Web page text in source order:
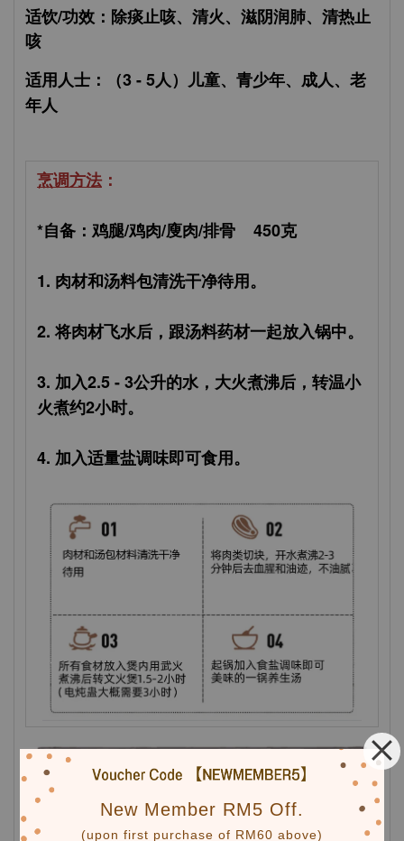
New Member RM5 Off.
(upon first purchase of RM60 above)
适饮/功效：除痰止咳、清火、滋阴润肺、清热止
咳
适用人士：（3 - 5人） 儿童、青少年、成人、老
年人
烹调方法 ：
*自备：鸡腿/鸡肉/廋肉/排骨 450克
1. 肉材和汤料包清洗干净待用。
2. 将肉材飞水后，跟汤料药材一起放入锅中。
3. 加入2.5 - 3公升的水，大火煮沸后，转温小
火煮约2小时。
4. 加入适量盐调味即可食用。